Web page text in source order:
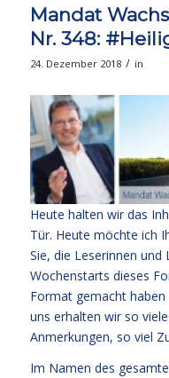
Mandat
Nr. 348:
24. Dezember 2018 / in
Heute halten wir das
Tür. Heute möchte ich
Sie, die Leserinnen und
Wochenstarts dieses
Format gemacht
uns erhalten wir so
Anmerkungen, so viel
Im Namen des